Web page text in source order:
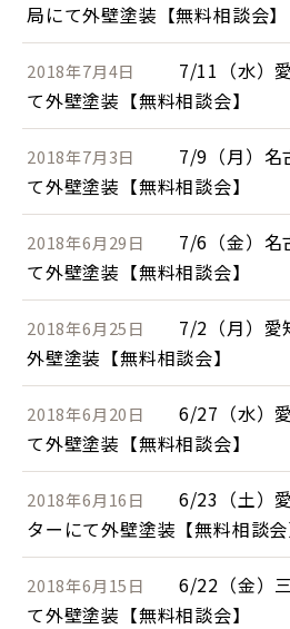
局にて外壁塗装【無料相談会】
2018年7月4日
7/11（水）
て外壁塗装【無料相談会】
2018年7月3日
7/9（月）名
て外壁塗装【無料相談会】
2018年6月29日
7/6（金）名
て外壁塗装【無料相談会】
2018年6月25日
7/2（月）愛
外壁塗装【無料相談会】
2018年6月20日
6/27（水）
て外壁塗装【無料相談会】
2018年6月16日
6/23（土）
ターにて外壁塗装【無料相談会
2018年6月15日
6/22（金）
て外壁塗装【無料相談会】